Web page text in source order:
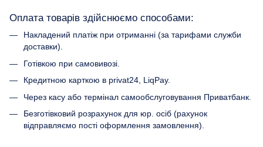
Оплата товарів здійснюємо способами:
Накладений платіж при отриманні (за тарифами служби
доставки).
Готівкою при самовивозі.
Кредитною карткою в privat24, LiqPay.
Через касу або термінал самообслуговування Приватбанк.
Безготівковий розрахунок для юр. осіб (рахунок
відправляємо пості оформлення замовлення).